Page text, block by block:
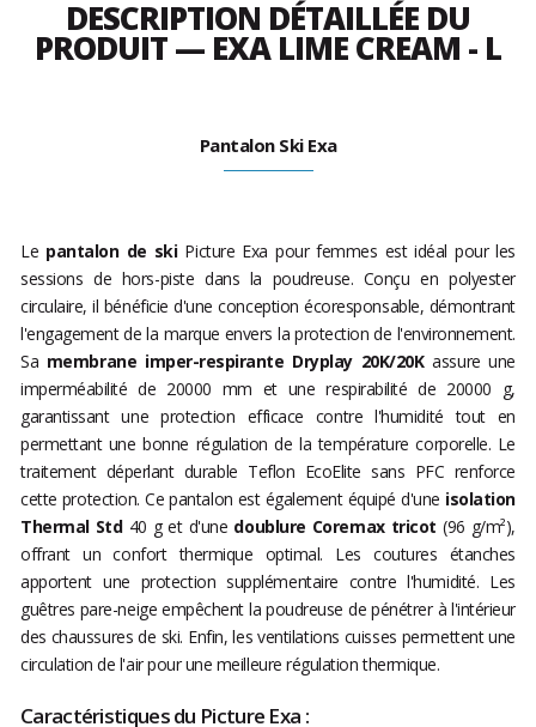
DESCRIPTION DÉTAILLÉE DU
PRODUIT — EXA LIME CREAM - L
Pantalon Ski Exa
Le pantalon de skiPicture Exa pour femmes est idéal pour les
sessions de hors-piste dans la poudreuse. Conçu en polyester
circulaire, il bénéficie d'une conception écoresponsable, démontrant
l'engagement de la marque envers la protection de l'environnement.
Sa membrane imper-respirante Dryplay 20K/20Kassure une
imperméabilité de 20000 mm et une respirabilité de 20000 g,
garantissant une protection efficace contre l'humidité tout en
permettant une bonne régulation de la température corporelle. Le
traitement déperlant durable Teflon EcoElite sans PFC renforce
cette protection. Ce pantalon est également équipé d'une isolation
Thermal Std 40 g et d'une doublure Coremax tricot (96 g/m²),
offrant un confort thermique optimal. Les coutures étanches
apportent une protection supplémentaire contre l'humidité. Les
guêtres pare-neige empêchent la poudreuse de pénétrer à l'intérieur
des chaussures de ski. Enfin, les ventilations cuisses permettent une
circulation de l'air pour une meilleure régulation thermique.
Caractéristiques du Picture Exa :